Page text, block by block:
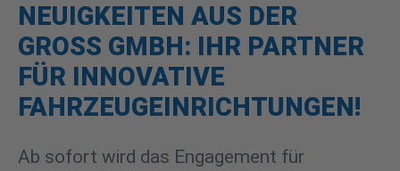
NEUIGKEITEN AUS DER
GROSS GMBH: IHR PARTNER
FÜR INNOVATIVE
FAHRZEUGEINRICHTUNGEN!
Ab sofort wird das Engagement für